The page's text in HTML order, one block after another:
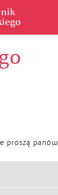
słownika
proszą panów